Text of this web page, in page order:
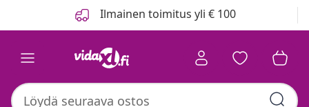
Ilmainen toimitus yli € 100